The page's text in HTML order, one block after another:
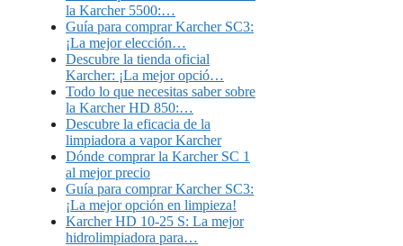
la Karcher 5500:…
Guía para comprar Karcher SC3:
¡La mejor elección…
Descubre la tienda oficial
Karcher: ¡La mejor opció…
Todo lo que necesitas saber sobre
la Karcher HD 850:…
Descubre la eficacia de la
limpiadora a vapor Karcher
Dónde comprar la Karcher SC 1
al mejor precio
Guía para comprar Karcher SC3:
¡La mejor opción en limpieza!
Karcher HD 10-25 S: La mejor
hidrolimpiadora para…